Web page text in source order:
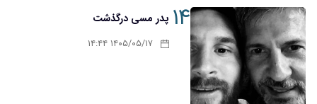
۱۴ پدر مسی درگذشت
۱۴۰۵/۰۵/۱۷ ۱۴:۴۴